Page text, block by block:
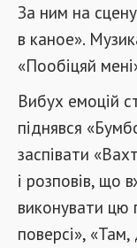
За ним на
в каное».
«Пообіцяй
Вибух емоцій
піднявся
заспівати
і розповів, що
виконувати цю
поверсі»,